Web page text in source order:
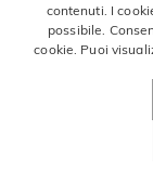
contenuti. I
possibile.
cookie. Puoi